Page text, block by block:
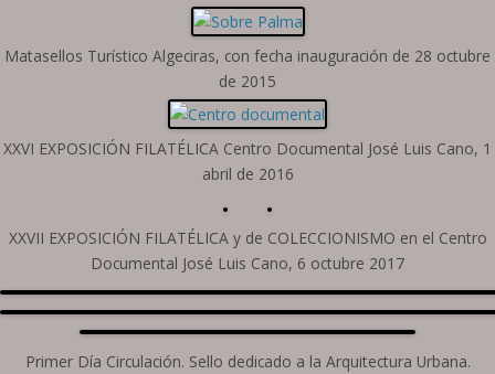
Matasellos Turístico Algeciras, con fecha inauguración de 28 octubre
de 2015
XXVI EXPOSICIÓN FILATÉLICA Centro Documental José Luis Cano, 1
abril de 2016
XXVII EXPOSICIÓN FILATÉLICA y de COLECCIONISMO en el Centro
Documental José Luis Cano, 6 octubre 2017
Primer Día Circulación. Sello dedicado a la Arquitectura Urbana.